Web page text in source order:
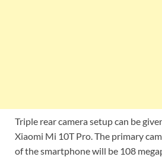
Triple rear camera setup can be
Xiaomi Mi 10T Pro. The primary
of the smartphone will be 108